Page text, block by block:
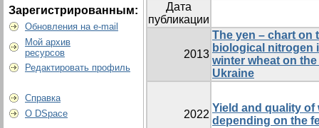
Зарегистрированным:
Обновления на e-mail
Мой архив
ресурсов
Редактировать профиль
Справка
О DSpace
Дата
публикации
2013
The yen – chart on
biological nitrogen
winter wheat on
Ukraine
2022
Yield and quality of
depending on the